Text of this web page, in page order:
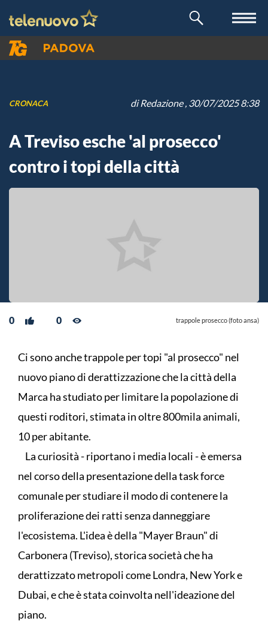
CRONACA diRedazione, 30/07/2025 8:38
A Treviso esche 'al prosecco'
contro i topi della città
0 0 trappole prosecco (foto ansa)
Ci sono anche trappole per topi "al prosecco" nel
nuovo piano di derattizzazione che la città della
Marca ha studiato per limitare la popolazione di
questi roditori, stimata in oltre 800mila animali,
10 per abitante.
La curiosità - riportano i media locali - è emersa
nel corso della presentazione della task force
comunale per studiare il modo di contenere la
proliferazione dei ratti senza danneggiare
l'ecosistema. L'idea è della "Mayer Braun" di
Carbonera (Treviso), storica società che ha
derattizzato metropoli come Londra, New York e
Dubai, e che è stata coinvolta nell'ideazione del
piano.